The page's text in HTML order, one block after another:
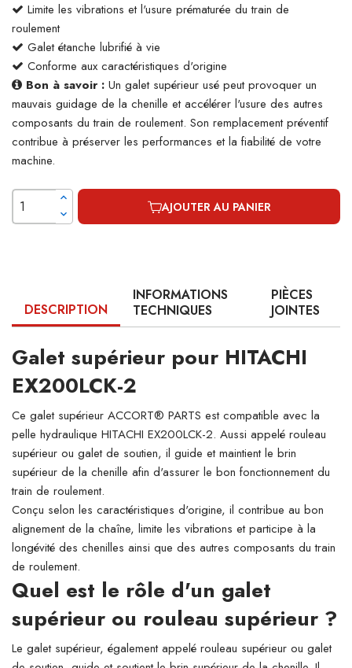
Limite les vibrations et l'usure prématurée du train de
roulement
Galet étanche lubrifié à vie
Conforme aux caractéristiques d'origine
Bon à savoir : Un galet supérieur usé peut provoquer un
mauvais guidage de la chenille et accélérer l'usure des autres
composants du train de roulement. Son remplacement préventif
contribue à préserver les performances et la fiabilité de votre
machine.
AJOUTER AU PANIER
DESCRIPTION
INFORMATIONS
TECHNIQUES
PIÈCES
JOINTES
Galet supérieur pour HITACHI
EX200LCK-2
Ce galet supérieur ACCORT® PARTS est compatible avec la
pelle hydraulique HITACHI EX200LCK-2. Aussi appelé rouleau
supérieur ou galet de soutien, il guide et maintient le brin
supérieur de la chenille afin d'assurer le bon fonctionnement du
train de roulement.
Conçu selon les caractéristiques d'origine, il contribue au bon
alignement de la chaîne, limite les vibrations et participe à la
longévité des chenilles ainsi que des autres composants du train
de roulement.
Quel est le rôle d'un galet
supérieur ou rouleau supérieur ?
Le galet supérieur, également appelé rouleau supérieur ou galet